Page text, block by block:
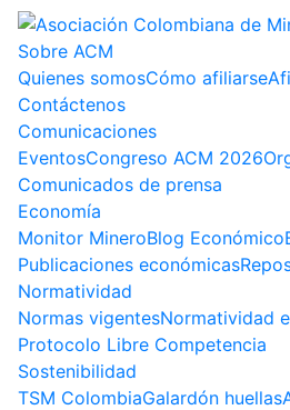
Sobre ACM
Quienes somosCómo afiliarse
Contáctenos
Comunicaciones
EventosCongreso ACM 2026
Comunicados de prensa
Economía
Monitor MineroBlog Económico
Publicaciones económicas
Normatividad
Normas vigentesNormatividad
Protocolo Libre Competencia
Sostenibilidad
TSM ColombiaGalardón huellas